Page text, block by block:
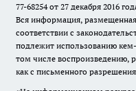
77-68254 от 27 декабря 2016
Вся информация,
соответствии с
подлежит использованию
том числе воспроизведению,
как с письменного